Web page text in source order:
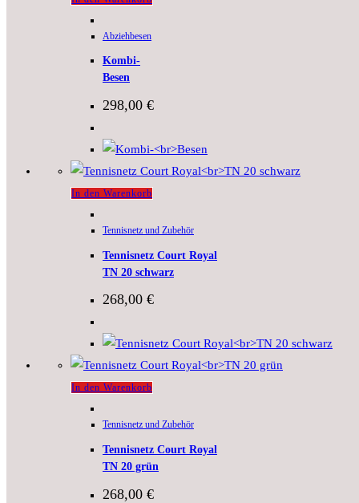
Abziehbesen
Kombi-
Besen
298,00 €
In den Warenkorb
Tennisnetz und Zubehör
Tennisnetz Court Royal
TN 20 schwarz
268,00 €
In den Warenkorb
Tennisnetz und Zubehör
Tennisnetz Court Royal
TN 20 grün
268,00 €